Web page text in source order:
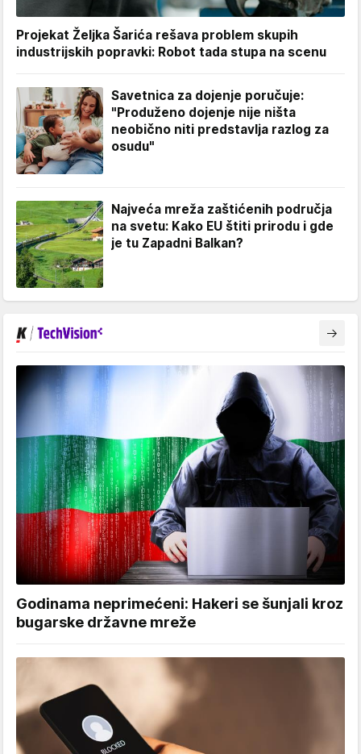
Projekat Željka Šarića rešava problem skupih
industrijskih popravki: Robot tada stupa na scenu
Savetnica za dojenje poručuje:
"Produženo dojenje nije ništa
neobično niti predstavlja razlog za
osudu"
Najveća mreža zaštićenih područja
na svetu: Kako EU štiti prirodu i gde
je tu Zapadni Balkan?
Godinama neprimećeni: Hakeri se šunjali kroz
bugarske državne mreže